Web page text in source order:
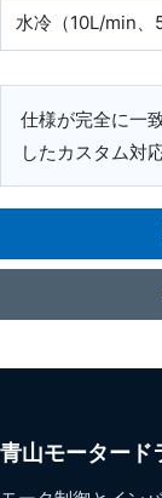
水冷（10L/min、
仕様が完全に一
したカスタム対
青山モータード